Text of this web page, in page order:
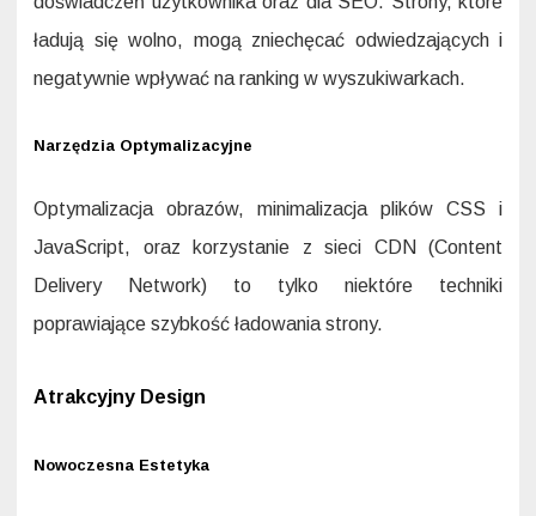
ładują się wolno, mogą zniechęcać odwiedzających i
negatywnie wpływać na ranking w wyszukiwarkach.
Narzędzia Optymalizacyjne
Optymalizacja obrazów, minimalizacja plików CSS i
JavaScript, oraz korzystanie z sieci CDN (Content
Delivery Network) to tylko niektóre techniki
poprawiające szybkość ładowania strony.
Atrakcyjny Design
Nowoczesna Estetyka